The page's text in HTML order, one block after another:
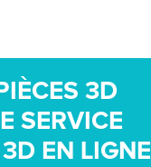
3D
SERVICE
EN LIGNE